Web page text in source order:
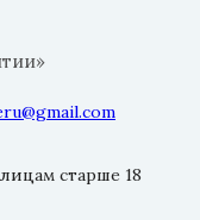
старше 18